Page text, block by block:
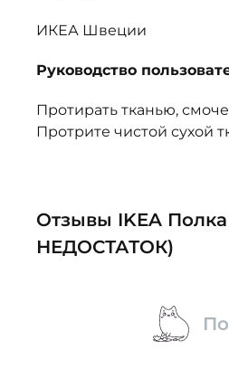
ИКЕА Швеции
Руководство
Протирать тканью,
Протрите чистой сухой
Отзывы IKEA
НЕДОСТАТОК)